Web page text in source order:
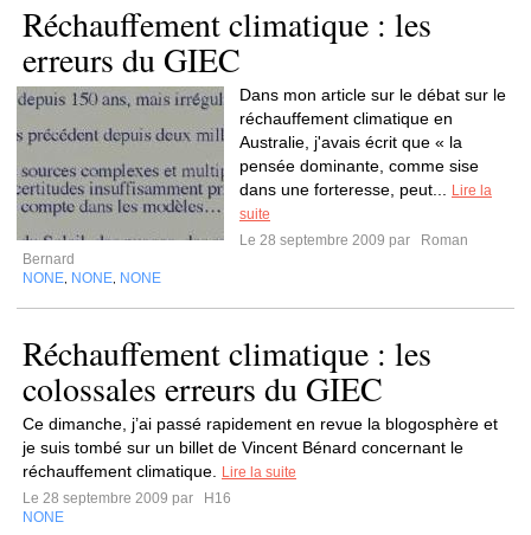
Réchauffement climatique : les
erreurs du GIEC
Dans mon article sur le débat sur le
réchauffement climatique en
Australie, j'avais écrit que « la
pensée dominante, comme sise
dans une forteresse, peut...
Lire la
suite
Le 28 septembre 2009 par
Roman
Bernard
NONE NONE NONE
Réchauffement climatique : les
colossales erreurs du GIEC
Ce dimanche, j’ai passé rapidement en revue la blogosphère et
je suis tombé sur un billet de Vincent Bénard concernant le
réchauffement climatique.
Lire la suite
Le 28 septembre 2009 par
H16
NONE